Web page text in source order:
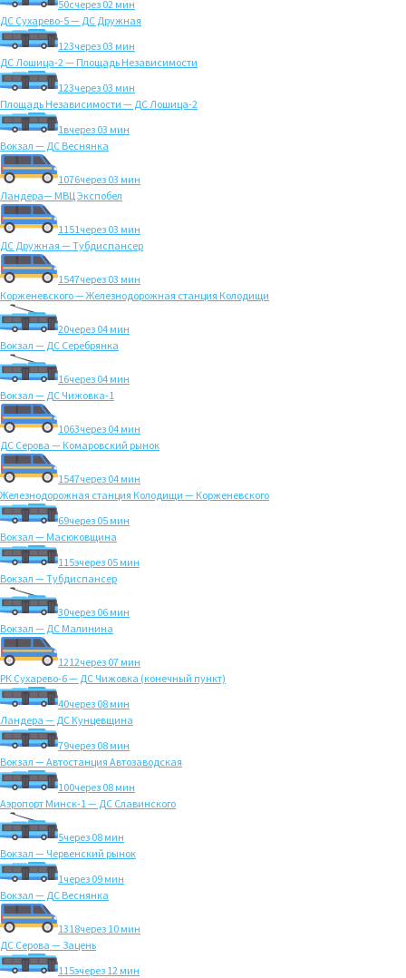
50счерез 02 мин
ДС Сухарево-5 — ДС Дружная
123через 03 мин
ДС Лошица-2 — Площадь Независимости
123через 03 мин
Площадь Независимости — ДС Лошица-2
1вчерез 03 мин
Вокзал — ДС Веснянка
1076через 03 мин
Ландера— МВЦ Экспобел
1151через 03 мин
ДС Дружная — Тубдиспансер
1547через 03 мин
Корженевского — Железнодорожная станция Колодищи
20через 04 мин
Вокзал — ДС Серебрянка
16через 04 мин
Вокзал — ДС Чижовка-1
1063через 04 мин
ДС Серова — Комаровский рынок
1547через 04 мин
Железнодорожная станция Колодищи — Корженевского
69через 05 мин
Вокзал — Масюковщина
115эчерез 05 мин
Вокзал — Тубдиспансер
30через 06 мин
Вокзал — ДС Малинина
1212через 07 мин
РК Сухарево-6 — ДС Чижовка (конечный пункт)
40через 08 мин
Ландера — ДС Кунцевщина
79через 08 мин
Вокзал — Автостанция Автозаводская
100через 08 мин
Аэропорт Минск-1 — ДС Славинского
5через 08 мин
Вокзал — Червенский рынок
1через 09 мин
Вокзал — ДС Веснянка
1318через 10 мин
ДС Серова — Зацень
115эчерез 12 мин